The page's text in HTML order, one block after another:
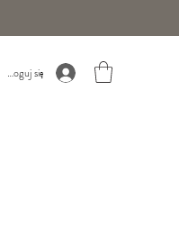
Zaloguj się